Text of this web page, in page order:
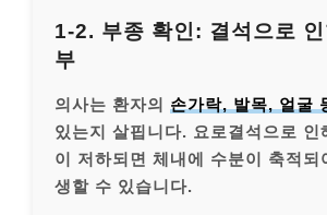
1-2. 부종 확인: 결석으로 인
부
의사는 환자의 손가락, 발목, 얼굴
있는지 살핍니다. 요로결석으로 인
이 저하되면 체내에 수분이 축적되
생할 수 있습니다.